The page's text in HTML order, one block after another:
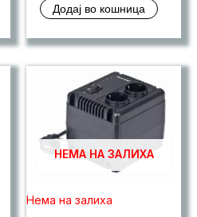
Додај во кошница
НЕМА НА ЗАЛИХА
Нема на залиха